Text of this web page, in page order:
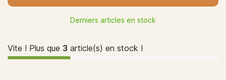
Derniers articles en stock
Vite ! Plus que 3 article(s) en stock !